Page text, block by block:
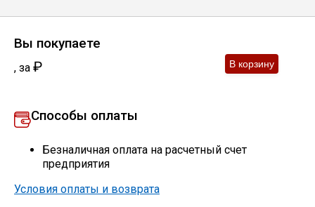
Полоса
Сетка кладочная
Вы покупаете
, за ₽
Способы оплаты
Безналичная оплата на расчетный счет
предприятия
Условия оплаты и возврата